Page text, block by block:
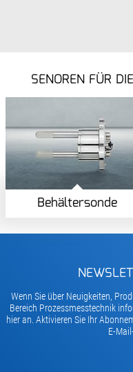
SENOREN FÜR
Behältersonde
Wenn Sie über Neuigkeiten,
Bereich Prozessmesstechnik
hier an. Aktivieren Sie Ihr
E-